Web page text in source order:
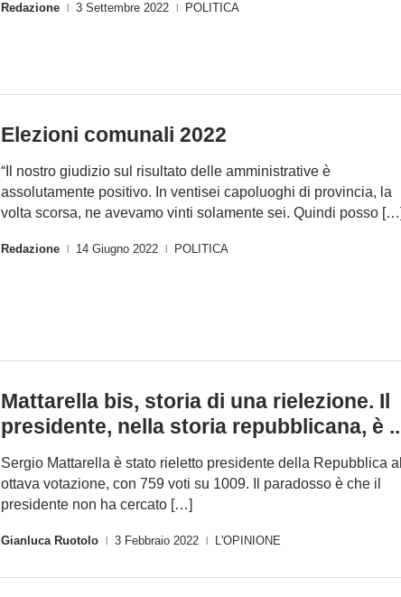
Redazione 3 Settembre 2022 POLITICA
Elezioni comunali 2022
“Il nostro giudizio sul risultato delle amministrative è
assolutamente positivo. In ventisei capoluoghi di provincia, la
volta scorsa, ne avevamo vinti solamente sei. Quindi posso […]
Redazione 14 Giugno 2022 POLITICA
Mattarella bis, storia di una rielezione. Il
presidente, nella storia repubblicana, è
Sergio Mattarella è stato rieletto presidente della Repubblica
ottava votazione, con 759 voti su 1009. Il paradosso è che il
presidente non ha cercato […]
Gianluca Ruotolo 3 Febbraio 2022 L'OPINIONE